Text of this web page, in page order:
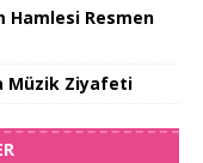
Hamlesi Resmen
Müzik Ziyafeti